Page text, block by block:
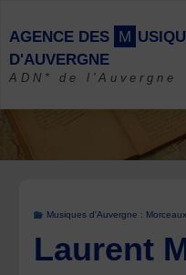
content
AGENCE DES M USIQU
D'AUVERGNE
ADN* de l'Auvergne
Musiques d'Auvergne :
Laurent